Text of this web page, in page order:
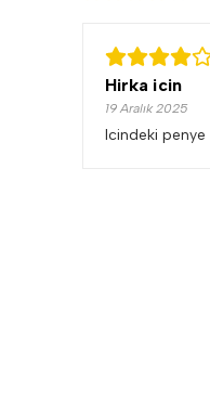
Hirka icin
19 Aralık 2025
Icindeki penye